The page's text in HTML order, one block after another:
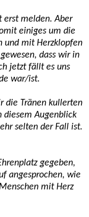
erst melden. Aber
einiges um die
und mit Herzklopfen
dass wir in
jetzt fällt es uns
war/ist.
die Tränen kullerten
diesem Augenblick
selten der Fall ist.
gegeben,
angesprochen, wie
mit Herz